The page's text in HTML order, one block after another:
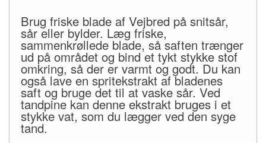
Brug friske blade af Vejbred på snitsår,
sår eller bylder. Læg friske,
sammenkrøllede blade, så saften trænger
ud på området og bind et tykt stykke stof
omkring, så der er varmt og godt. Du kan
også lave en spritekstrakt af bladenes
saft og bruge det til at vaske sår. Ved
tandpine kan denne ekstrakt bruges i et
stykke vat, som du lægger ved den syge
tand.